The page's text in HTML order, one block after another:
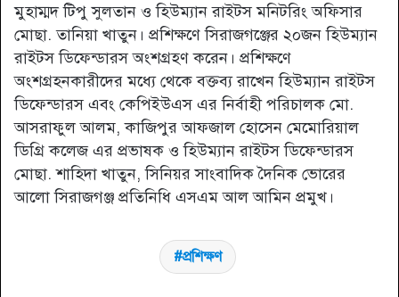
মুহাম্মদ টিপু সুলতান ও হিউম্যান রাইটস মনিটরিং অফিসার
মোছা. তানিয়া খাতুন। প্রশিক্ষণে সিরাজগঞ্জের ২০জন হিউম্যান
রাইটস ডিফেন্ডারস অংশগ্রহণ করেন। প্রশিক্ষণে
অংশগ্রহনকারীদের মধ্যে থেকে বক্তব্য রাখেন হিউম্যান রাইটস
ডিফেন্ডারস এবং কেপিইউএস এর নির্বাহী পরিচালক মো.
আসরাফুল আলম, কাজিপুর আফজাল হোসেন মেমোরিয়াল
ডিগ্রি কলেজ এর প্রভাষক ও হিউম্যান রাইটস ডিফেন্ডারস
মোছা. শাহিদা খাতুন, সিনিয়র সাংবাদিক দৈনিক ভোরের
আলো সিরাজগঞ্জ প্রতিনিধি এসএম আল আমিন প্রমুখ।
প্রশিক্ষণ